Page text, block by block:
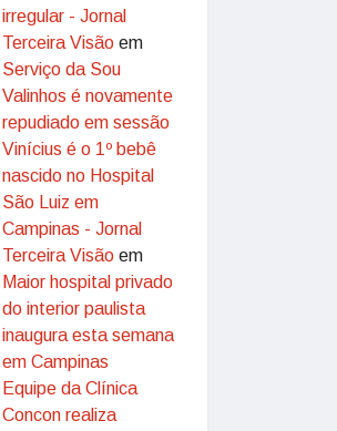
irregular - Jornal
Terceira Visão em
Serviço da Sou
Valinhos é novamente
repudiado em sessão
Vinícius é o 1º bebê
nascido no Hospital
São Luiz em
Campinas - Jornal
Terceira Visão em
Maior hospital privado
do interior paulista
inaugura esta semana
em Campinas
Equipe da Clínica
Concon realiza